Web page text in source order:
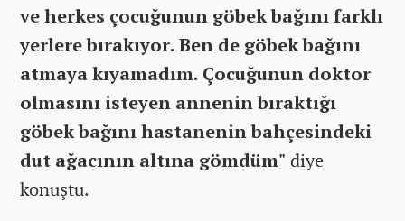
ve herkes çocuğunun göbek bağını farklı
yerlere bırakıyor. Ben de göbek bağını
atmaya kıyamadım. Çocuğunun doktor
olmasını isteyen annenin bıraktığı
göbek bağını hastanenin bahçesindeki
dut ağacının altına gömdüm" diye
konuştu.